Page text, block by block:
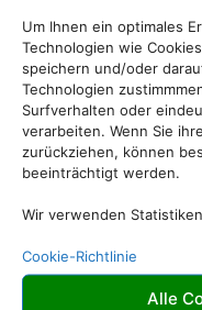
Um Ihnen ein optimales
Technologien wie
speichern und/oder
Technologien
Surfverhalten oder
verarbeiten. Wenn Sie
zurückziehen, können
beeinträchtigt werden.
Wir verwenden
Cookie-Richtlinie
Alle
Alle
Website – wie
Formularfelder
wenn sie per
So
Bedienung
Sinnvolle